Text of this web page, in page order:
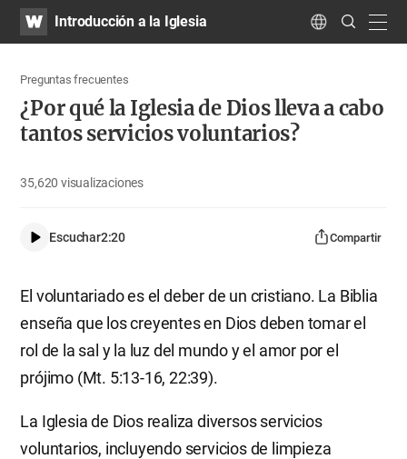
WATVIntroducción a la Iglesia Language
Search
Submit
Preguntas frecuentes
¿Por qué la Iglesia de Dios lleva a cabo
tantos servicios voluntarios?
35,620visualizaciones
Escuchar2:20 Compartir
El voluntariado es el deber de un cristiano. La Biblia
enseña que los creyentes en Dios deben tomar el
rol de la sal y la luz del mundo y el amor por el
prójimo (Mt. 5:13-16, 22:39).
La Iglesia de Dios realiza diversos servicios
voluntarios, incluyendo servicios de limpieza